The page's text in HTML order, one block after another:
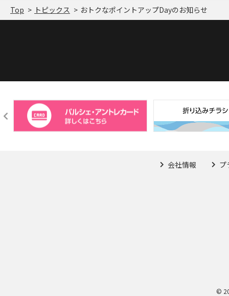
Top トピックス おトクなポイントアップDayのお知らせ
会社情報 プ
©